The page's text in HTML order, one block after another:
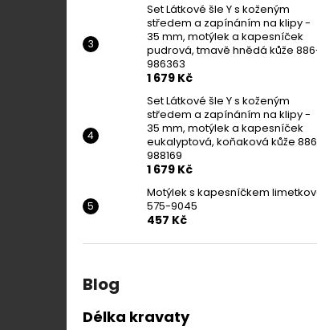
Set Látkové šle Y s koženým
středem a zapínáním na klipy -
35 mm, motýlek a kapesníček
pudrová, tmavě hnědá kůže
986363
1 679 Kč
Set Látkové šle Y s koženým
středem a zapínáním na klipy -
35 mm, motýlek a kapesníček
eukalyptová, koňaková kůže
988169
1 679 Kč
Motýlek s kapesníčkem
575-9045
457 Kč
Blog
Délka kravaty